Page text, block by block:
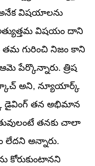
అనేక విషయాలను
విషయం దాని
గురించి నిజం కాని
పేర్కొన్నారు. త్రిష
అని, న్యూయార్క్
డైవింగ్ తన అభిమాన
తనకు చాలా
లేదని అన్నారు.
కోరుకుంటానని